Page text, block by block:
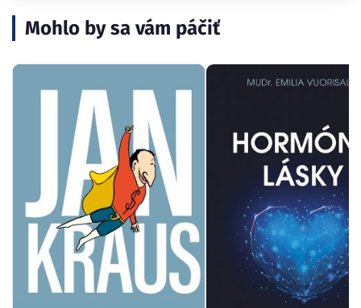
Mohlo by sa vám páčiť